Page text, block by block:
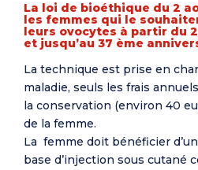
La loi de bioéthique du 2
les femmes qui le
leurs ovocytes à partir du
et jusqu’au 37 ème
La technique est prise en
maladie, seuls les frais
la conservation (environ 40
de la femme.
La femme doit bénéficier
base d’injection sous cutané